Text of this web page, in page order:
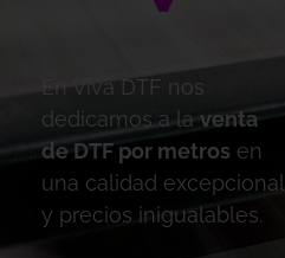
En Viva DTF nos
dedicamos a la venta
de DTF por metros en
una calidad excepcional
y precios inigualables.